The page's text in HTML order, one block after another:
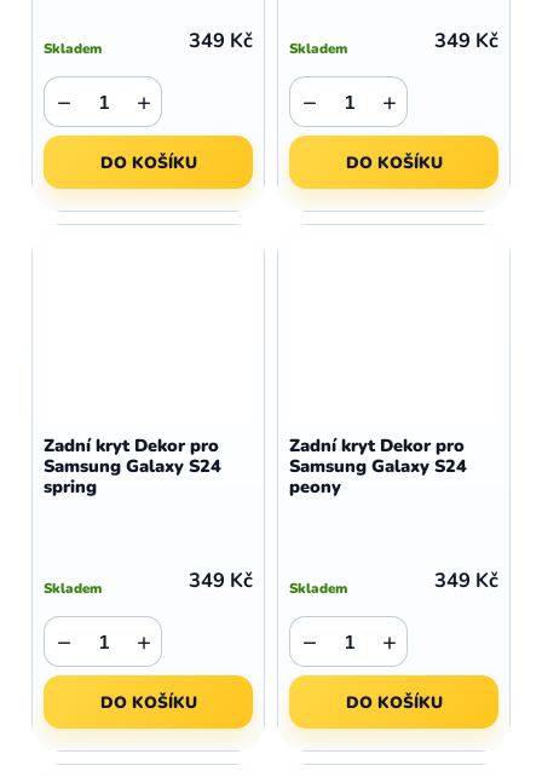
Skladem 349 Kč
+
−
DO KOŠÍKU
Skladem 349 Kč
+
−
DO KOŠÍKU
Zadní kryt Dekor pro
Samsung Galaxy S24
spring
Skladem 349 Kč
+
−
DO KOŠÍKU
Zadní kryt Dekor pro
Samsung Galaxy S24
peony
Skladem 349 Kč
+
−
DO KOŠÍKU